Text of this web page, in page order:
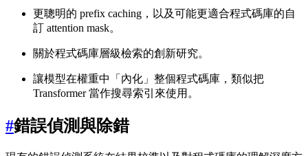
更聰明的 prefix caching，以及可能更適合程式碼庫的自
訂 attention mask。
關於程式碼庫層級檢索的創新研究。
讓模型在權重中「內化」整個程式碼庫，類似把
Transformer 當作搜尋索引來使用。
#錯誤偵測與除錯